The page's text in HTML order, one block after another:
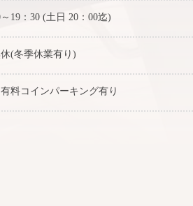
19：30 (土日 20：00迄)
(冬季休業有り)
料コインパーキング有り